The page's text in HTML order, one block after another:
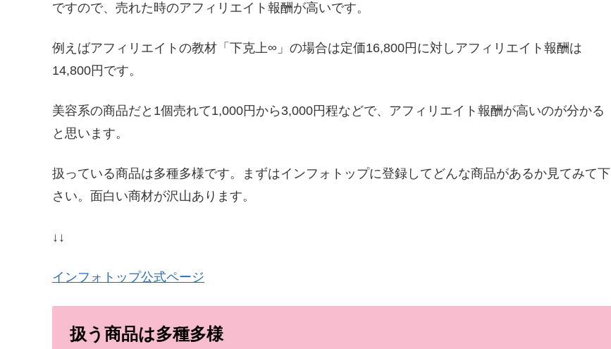
ですので、売れた時のアフィリエイト報酬が高いです。
例えばアフィリエイトの教材「下克上∞」の場合は定価16,800円に対しアフィリエイト報酬は
14,800円です。
美容系の商品だと1個売れて1,000円から3,000円程などで、アフィリエイト報酬が高いのが分かる
と思います。
扱っている商品は多種多様です。まずはインフォトップに登録してどんな商品があるか見てみて下
さい。面白い商材が沢山あります。
↓↓
インフォトップ公式ページ
扱う商品は多種多様